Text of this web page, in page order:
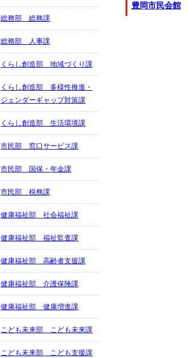
豊岡市民会館
総務部 総務課
総務部 人事課
くらし創造部 地域づくり課
くらし創造部 多様性推進・
ジェンダーギャップ対策課
くらし創造部 生活環境課
市民部 窓口サービス課
市民部 国保・年金課
市民部 税務課
健康福祉部 社会福祉課
健康福祉部 福祉監査課
健康福祉部 高齢者支援課
健康福祉部 介護保険課
健康福祉部 健康増進課
こども未来部 こども未来課
こども未来部 こども支援課